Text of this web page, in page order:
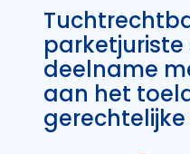
deelname
aan het